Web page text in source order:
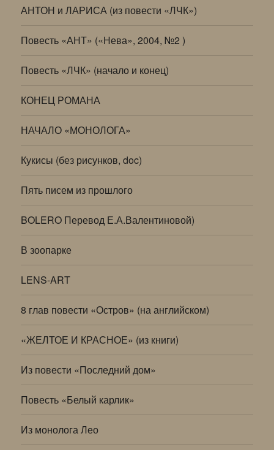
АНТОН и ЛАРИСА (из повести «ЛЧК»)
Повесть «АНТ» («Нева», 2004, №2 )
Повесть «ЛЧК» (начало и конец)
КОНЕЦ РОМАНА
НАЧАЛО «МОНОЛОГА»
Кукисы (без рисунков, doc)
Пять писем из прошлого
BOLERO Перевод Е.А.Валентиновой)
В зоопарке
LENS-ART
8 глав повести «Остров» (на английском)
«ЖЕЛТОЕ И КРАСНОЕ» (из книги)
Из повести «Последний дом»
Повесть «Белый карлик»
Из монолога Лео